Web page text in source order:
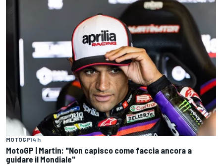
MOTOGP14 h
MotoGP | Martin: "Non capisco come faccia ancora a
guidare il Mondiale"